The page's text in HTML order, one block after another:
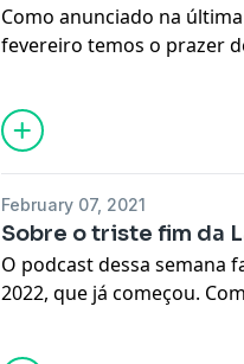
Como anunciado na
fevereiro temos o prazer
primeiro episódio do
vão ouvir é o Pensando
projeto dela terá um total
publicados toda […]
February 07, 2021
Sobre o triste fim da
O podcast dessa semana
2022, que já começou.
Centrão nas eleições do
caso Lula já moveram as